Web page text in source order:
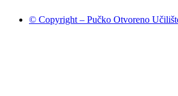
© Copyright – Pučko Otvoreno